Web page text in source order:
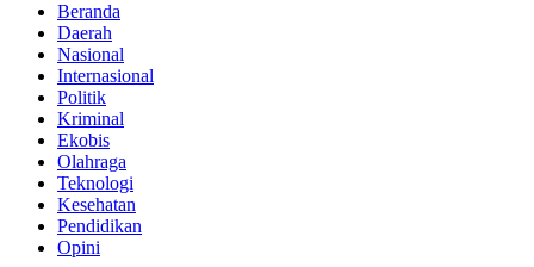
Beranda
Daerah
Nasional
Internasional
Politik
Kriminal
Ekobis
Olahraga
Teknologi
Kesehatan
Pendidikan
Opini